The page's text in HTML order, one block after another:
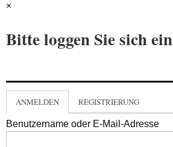
×
Bitte loggen Sie sich ein
ANMELDEN REGISTRIERUNG
Benutzername oder E-Mail-Adresse